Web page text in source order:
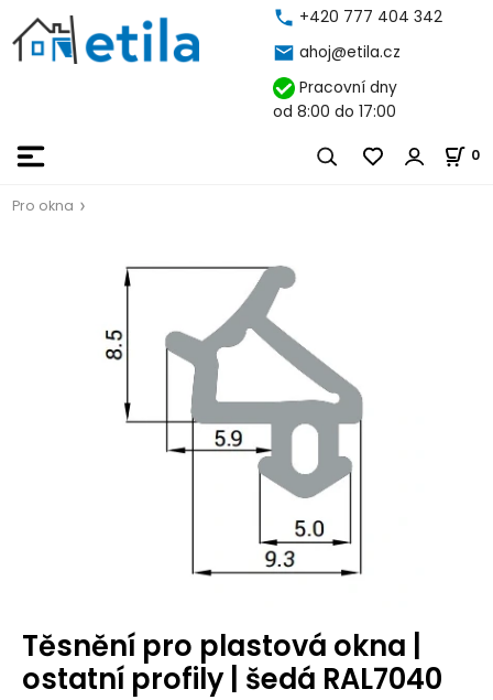
+420 777 404 342
ahoj@etila.cz
Pracovní dny
od 8:00 do 17:00
0
Pro okna
Těsnění pro plastová okna |
ostatní profily | šedá RAL7040